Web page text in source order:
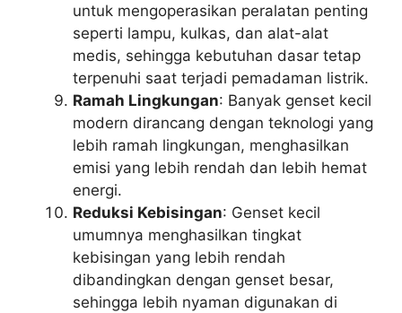
untuk mengoperasikan peralatan penting
seperti lampu, kulkas, dan alat-alat
medis, sehingga kebutuhan dasar tetap
terpenuhi saat terjadi pemadaman listrik.
Ramah Lingkungan: Banyak genset kecil
modern dirancang dengan teknologi yang
lebih ramah lingkungan, menghasilkan
emisi yang lebih rendah dan lebih hemat
energi.
Reduksi Kebisingan: Genset kecil
umumnya menghasilkan tingkat
kebisingan yang lebih rendah
dibandingkan dengan genset besar,
sehingga lebih nyaman digunakan di